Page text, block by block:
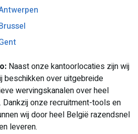
Naast onze kantoorlocaties zijn wij
beschikken over uitgebreide
wervingskanalen over heel
Dankzij onze recruitment-tools en
wij door heel België razendsnel
leveren.